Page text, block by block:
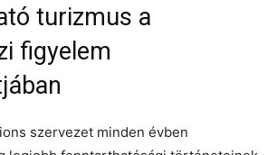
turizmus a
figyelem
szervezet minden évben